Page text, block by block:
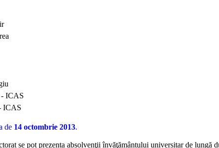
rea
ICAS
de 14octombrie 2013.
se pot prezenta absolvenţii învăţământului universitar de lungă